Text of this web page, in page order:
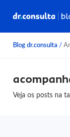
Blog dr.consulta /
Veja os posts na